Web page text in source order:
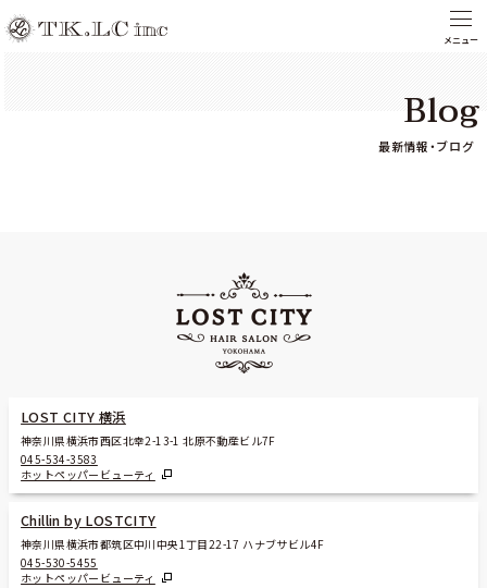
Blog
最新情報・ブログ
LOST CITY 横浜
神奈川県横浜市西区北幸2-13-1 北原不動産ビル7F
045-534-3583
ホットペッパービューティ
Chillin by LOSTCITY
神奈川県横浜市都筑区中川中央1丁目22-17 ハナブサビル4F
045-530-5455
ホットペッパービューティ